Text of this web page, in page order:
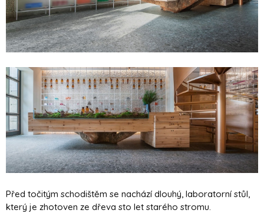
Před točitým schodištěm se nachází dlouhý, laboratorní stůl,
který je zhotoven ze dřeva sto let starého stromu.